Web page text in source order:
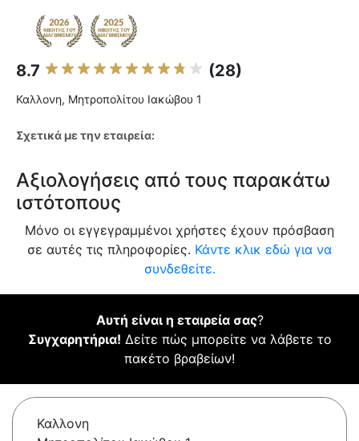
8.7 (28)
Καλλονη, Μητροπολίτου Ιακώβου 1
Σχετικά με την εταιρεία:
Αξιολογήσεις από τους παρακάτω
ιστότοπους
Μόνο οι εγγεγραμμένοι χρήστες έχουν πρόσβαση
σε αυτές τις πληροφορίες. Κάντε κλικ εδώ για να
συνδεθείτε.
Αυτή είναι η εταιρεία σας?
Συγχαρητήρια! Δείτε πώς μπορείτε να λάβετε το
πακέτο βραβείων!
Καλλονη